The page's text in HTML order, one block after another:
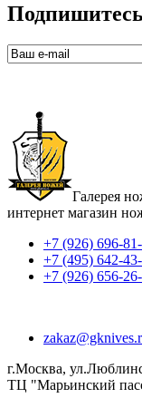
Галерея
интернет магазин
+7 (926) 696-
+7 (495) 642-
+7 (926) 656-
г.Москва,
ТЦ "Марьинский